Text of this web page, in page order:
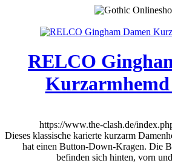
RELCO
https://www.the-clash.de/
Dieses klassische karierte kurzarm
hat einen Button-Down-Kragen. Die
befinden sich hinten, vorn